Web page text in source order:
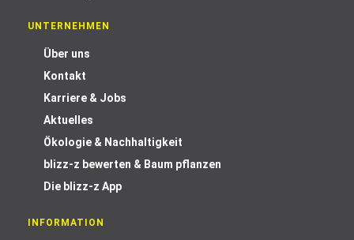
UNTERNEHMEN
Über uns
Kontakt
Karriere & Jobs
Aktuelles
Ökologie & Nachhaltigkeit
blizz-z bewerten & Baum pflanzen
Die blizz-z App
INFORMATION